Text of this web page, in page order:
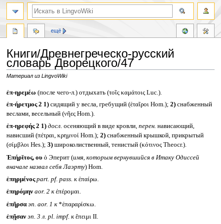
Книги/Древнегреческо-русский
словарь Дворецкого/47
Материал из LingvoWiki
Перейти
к
Перейти
к
ἐπ-ηρεμέω (после чего-л.) отдыхать (τοῖς καμάτοις Luc.).
ἐπ-ήρετμος 2 1)сидящий у весла, гребущий (ἑταῖροι Hom.); 2)снабженный
веслами, весельный (νῆες Hom.).
ἐπ-ηρεφής 2 1) досл. осеняющий в виде кровли, перен. нависающий,
нависший (πέτραι, κρημνοί Hom.); 2)снабженный крышкой, прикрытый
(σίμβλοι Hes.); 3)широколиственный, тенистый (κότινος Theocr.).
Ἐπήρῐτος, ουὁ Эперит (имя, которым вернувшийся в Итаку Одиссей
вначале назвал себя Лаэрту) Hom.
ἐπηρμένος part. pf. pass. кἐπαίρω.
ἐπηρόμην aor. 2 кἐπέρομαι.
ἐπῆρσα эп. aor. 1 к*ἐπαραρίσκω.
ἐπῇσαν эп. 3 л. pl. impf. кἔπειμι II.
ещё